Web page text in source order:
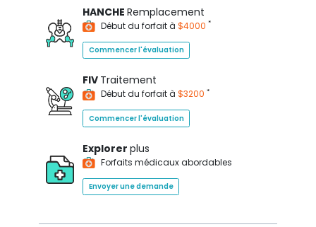
HANCHE Remplacement
Début du forfait à $4000 *
Commencer l'évaluation
FIV Traitement
Début du forfait à $3200 *
Commencer l'évaluation
Explorer plus
Forfaits médicaux abordables
Envoyer une demande